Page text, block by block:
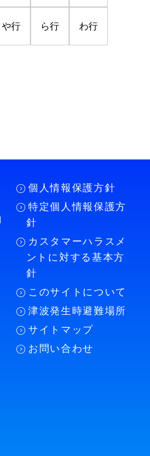
や行 ら行 わ行
個人情報保護方針
特定個人情報保護方
針
カスタマーハラスメ
ントに対する基本方
針
このサイトについて
津波発生時避難場所
サイトマップ
お問い合わせ